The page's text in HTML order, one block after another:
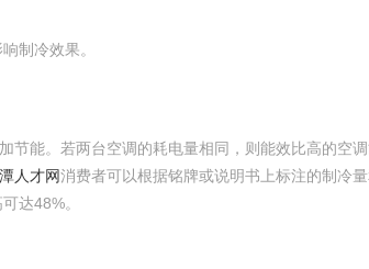
制冷效果。
能。若两台空调的耗电量相同，则能效比高的空
人才网消费者可以根据铭牌或说明书上标注的制冷
达48%。